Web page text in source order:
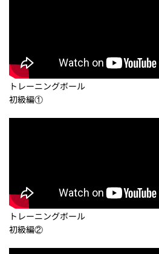
トレーニングボール
初級編①
トレーニングボール
初級編②